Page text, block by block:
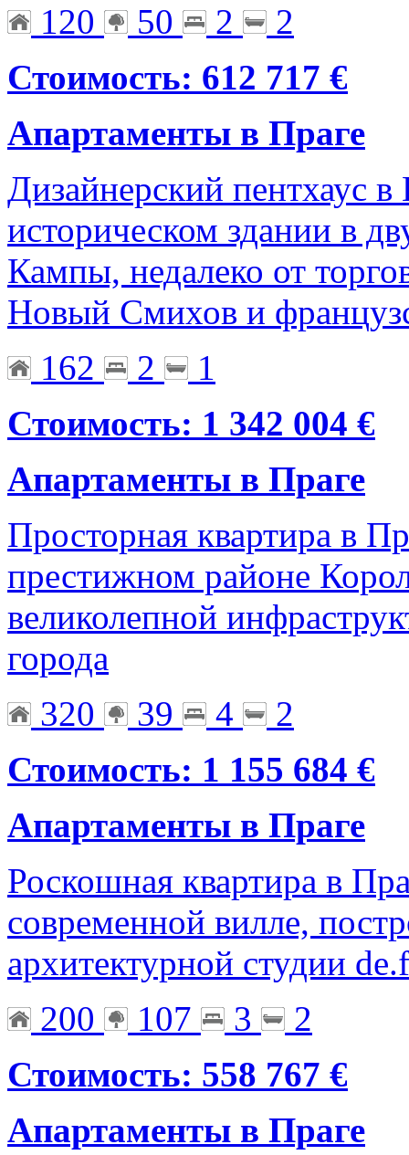
120 50 2
2
Стоимость: 612 717 €
Апартаменты в Праге
Дизайнерский пентхаус
историческом здании в
Кампы, недалеко от
Новый Смихов и
162
2
1
Стоимость: 1 342 004 €
Апартаменты в Праге
Просторная квартира в
престижном районе
великолепной
города
320
39 4
2
Стоимость: 1 155 684 €
Апартаменты в Праге
Роскошная квартира в
современной вилле,
архитектурной студии
200
107 3
2
Стоимость: 558 767 €
Апартаменты в Праге